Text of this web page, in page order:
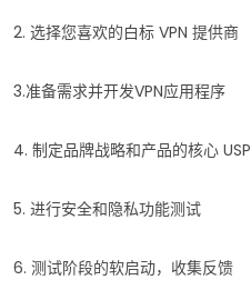
2. 选择您喜欢的白标 VPN 提供商
3.准备需求并开发VPN应用程序
4. 制定品牌战略和产品的核心 USP
5. 进行安全和隐私功能测试
6. 测试阶段的软启动，收集反馈